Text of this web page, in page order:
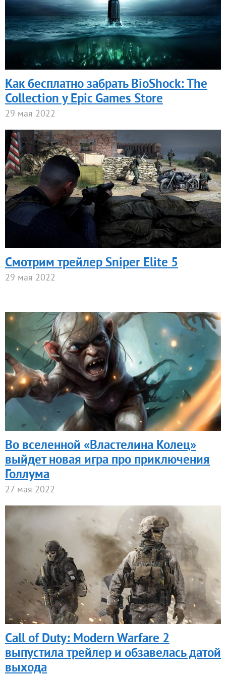
Как бесплатно забрать BioShock: The
Collection у Epic Games Store
29 мая 2022
Смотрим трейлер Sniper Elite 5
29 мая 2022
Во вселенной «Властелина Колец»
выйдет новая игра про приключения
Голлума
27 мая 2022
Call of Duty: Modern Warfare 2
выпустила трейлер и обзавелась датой
выхода